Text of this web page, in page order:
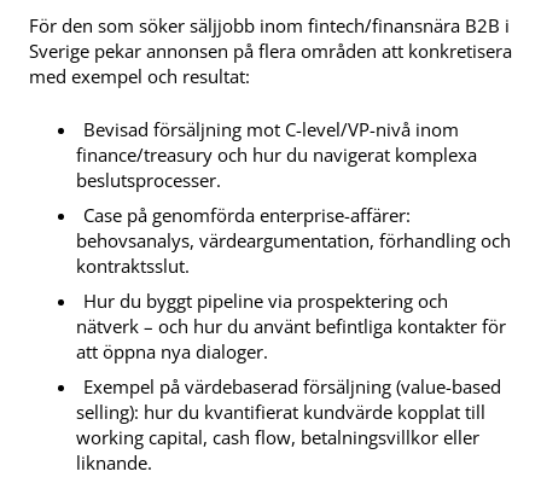
För den som söker säljjobb inom fintech/finansnära B2B i
Sverige pekar annonsen på flera områden att konkretisera
med exempel och resultat:
Bevisad försäljning mot C-level/VP-nivå inom
finance/treasury och hur du navigerat komplexa
beslutsprocesser.
Case på genomförda enterprise-affärer:
behovsanalys, värdeargumentation, förhandling och
kontraktsslut.
Hur du byggt pipeline via prospektering och
nätverk – och hur du använt befintliga kontakter för
att öppna nya dialoger.
Exempel på värdebaserad försäljning (value-based
selling): hur du kvantifierat kundvärde kopplat till
working capital, cash flow, betalningsvillkor eller
liknande.